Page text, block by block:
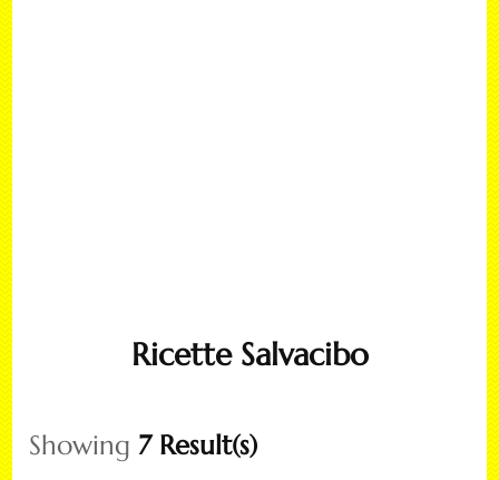
Ricette Salvacibo
Showing 7 Result(s)